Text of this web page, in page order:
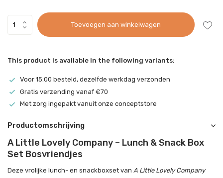
Toevoegen aan winkelwagen
This product is available in the following variants:
Voor 15:00 besteld, dezelfde werkdag verzonden
Gratis verzending vanaf €70
Met zorg ingepakt vanuit onze conceptstore
Productomschrijving
A Little Lovely Company – Lunch & Snack Box
Set Bosvriendjes
Deze vrolijke lunch- en snackboxset van A Little Lovely Company